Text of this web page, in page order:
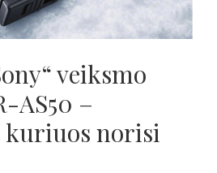
veiksmo
AS50 –
norisi